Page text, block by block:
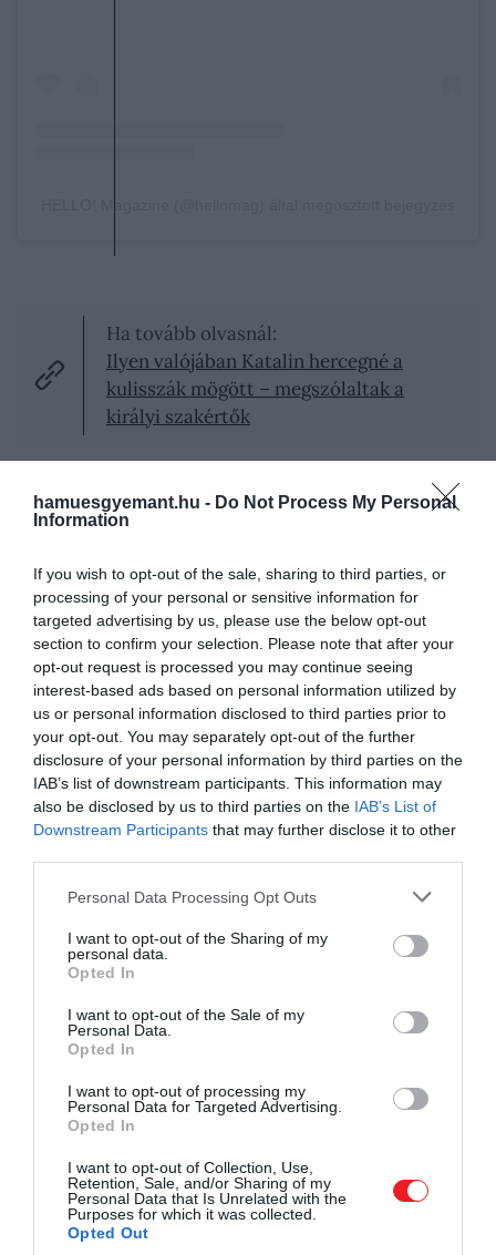
hamuesgyemant.hu - Do Not Process My Personal
Information
If you wish to opt-out of the sale, sharing to third parties, or
processing of your personal or sensitive information for
targeted advertising by us, please use the below opt-out
section to confirm your selection. Please note that after your
opt-out request is processed you may continue seeing
interest-based ads based on personal information utilized by
us or personal information disclosed to third parties prior to
your opt-out. You may separately opt-out of the further
disclosure of your personal information by third parties on the
IAB’s list of downstream participants. This information may
also be disclosed by us to third parties on the IAB’s List of
Downstream Participants that may further disclose it to other
Please note that this website/app uses one or more Google
not limited to your visit or usage behaviour. You may click to
grant or deny consent to Google and its third-party tags to
use your data for below specified purposes in below Google
consent section.
Personal Data Processing Opt Outs
I want to opt-out of the Sharing of my
personal data.
Opted In
I want to opt-out of the Sale of my
Personal Data.
Opted In
I want to opt-out of processing my
Personal Data for Targeted Advertising.
Opted In
I want to opt-out of Collection, Use,
Retention, Sale, and/or Sharing of my
Personal Data that Is Unrelated with the
Purposes for which it was collected.
Opted Out
Ha tovább olvasnál:
Ilyen valójában Katalin hercegné a
kulisszák mögött – megszólaltak a
királyi szakértők
nyilvánosságra
hogy a rák egy meg nem nevezett formáját
diagnosztizálták nála, ami miatt egy időre
kemoterápiás kezelést kapott, majd 2025
januárjában bejelentette, hogy betegsége
remisszióbanvan.
A kezelés lezárása után egy közösségi médiában
megosztott videóban arról beszélt, hogy a
daganatos betegség útjaösszetett, ijesztő és
kiszámíthatatlan, főleg azok számára, akik a
beteghez a legközelebb állnak . Úgy fogalmazott,
ez az időszak szembesítette saját